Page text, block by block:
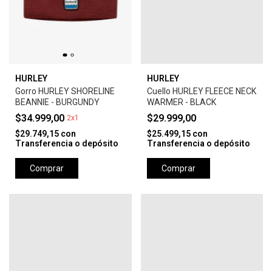
HURLEY
Gorro HURLEY SHORELINE
BEANNIE - BURGUNDY
$34.999,00 2x1
$29.749,15 con
Transferencia o depósito
Comprar
HURLEY
Cuello HURLEY FLEECE NECK
WARMER - BLACK
$29.999,00
$25.499,15 con
Transferencia o depósito
Comprar